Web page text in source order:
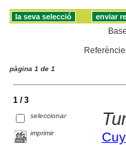
pàgina 1 de 1
1 / 3
seleccionar
imprimir